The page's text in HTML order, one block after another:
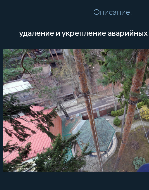
Описание:
удаление и укрепление